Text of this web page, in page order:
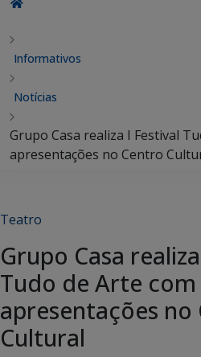
Informativos
Notícias
Grupo Casa realiza I Festival
apresentações no Centro
Teatro
Grupo Casa
Tudo de Arte com
apresentações no
Cultural